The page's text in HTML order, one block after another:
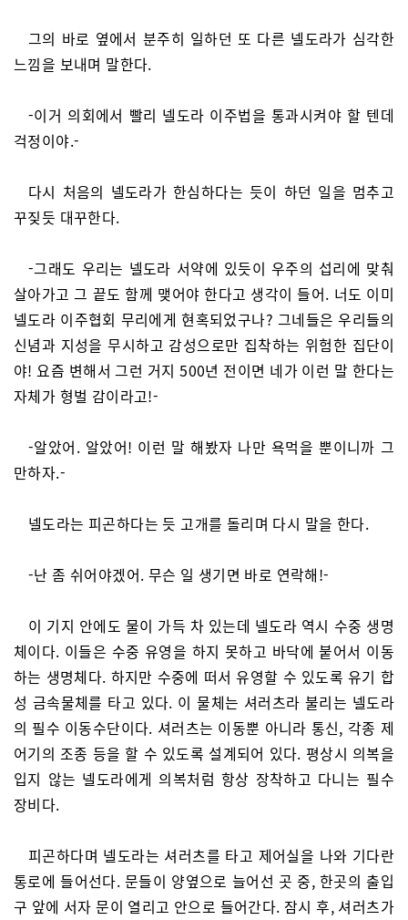
그의 바로 옆에서 분주히 일하던 또 다른 넬도라가 심각한
느낌을 보내며 말한다.
-이거 의회에서 빨리 넬도라 이주법을 통과시켜야 할 텐데
걱정이야.-
다시 처음의 넬도라가 한심하다는 듯이 하던 일을 멈추고
꾸짖듯 대꾸한다.
-그래도 우리는 넬도라 서약에 있듯이 우주의 섭리에 맞춰
살아가고 그 끝도 함께 맺어야 한다고 생각이 들어. 너도 이미
넬도라 이주협회 무리에게 현혹되었구나? 그네들은 우리들의
신념과 지성을 무시하고 감성으로만 집착하는 위험한 집단이
야! 요즘 변해서 그런 거지 500년 전이면 네가 이런 말 한다는
자체가 형벌 감이라고!-
-알았어. 알았어! 이런 말 해봤자 나만 욕먹을 뿐이니까 그
만하자.-
넬도라는 피곤하다는 듯 고개를 돌리며 다시 말을 한다.
-난 좀 쉬어야겠어. 무슨 일 생기면 바로 연락해!-
이 기지 안에도 물이 가득 차 있는데 넬도라 역시 수중 생명
체이다. 이들은 수중 유영을 하지 못하고 바닥에 붙어서 이동
하는 생명체다. 하지만 수중에 떠서 유영할 수 있도록 유기 합
성 금속물체를 타고 있다. 이 물체는 셔러츠라 불리는 넬도라
의 필수 이동수단이다. 셔러츠는 이동뿐 아니라 통신, 각종 제
어기의 조종 등을 할 수 있도록 설계되어 있다. 평상시 의복을
입지 않는 넬도라에게 의복처럼 항상 장착하고 다니는 필수
장비다.
피곤하다며 넬도라는 셔러츠를 타고 제어실을 나와 기다란
통로에 들어선다. 문들이 양옆으로 늘어선 곳 중, 한곳의 출입
구 앞에 서자 문이 열리고 안으로 들어간다. 잠시 후, 셔러츠가